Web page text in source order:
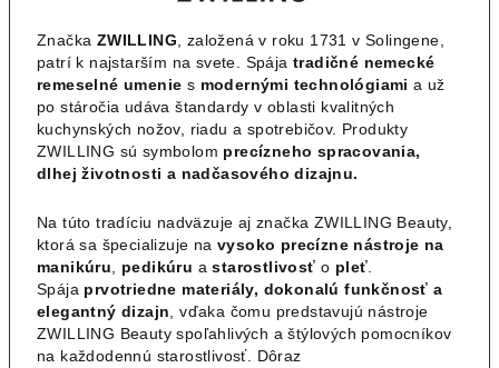
Značka ZWILLING , založená v roku 1731 v Solingene,
patrí k najstarším na svete. Spája tradičné nemecké
remeselné umenie s modernými technológiami a už
po stáročia udáva štandardy v oblasti kvalitných
kuchynských nožov, riadu a spotrebičov. Produkty
ZWILLING sú symbolom precízneho spracovania,
dlhej životnosti a nadčasového dizajnu.
Na túto tradíciu nadväzuje aj značka ZWILLING Beauty,
ktorá sa špecializuje na vysoko precízne nástroje na
manikúru
pedikúru a starostlivosť o pleť
Spája prvotriedne materiály, dokonalú funkčnosť a
elegantný dizajn , vďaka čomu predstavujú nástroje
ZWILLING Beauty spoľahlivých a štýlových pomocníkov
na každodennú starostlivosť. Dôraz